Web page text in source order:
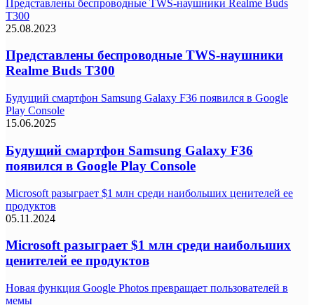
Представлены беспроводные TWS-наушники Realme Buds
T300
25.08.2023
Представлены беспроводные TWS-наушники
Realme Buds T300
Будущий смартфон Samsung Galaxy F36 появился в Google
Play Console
15.06.2025
Будущий смартфон Samsung Galaxy F36
появился в Google Play Console
Microsoft разыграет $1 млн среди наибольших ценителей ее
продуктов
05.11.2024
Microsoft разыграет $1 млн среди наибольших
ценителей ее продуктов
Новая функция Google Photos превращает пользователей в
мемы